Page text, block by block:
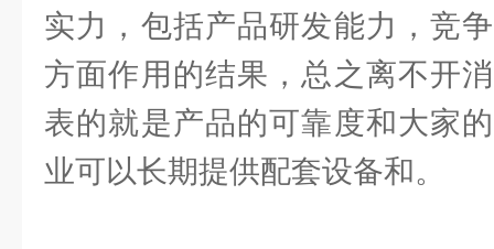
实力，包括产品研发能力，竞
方面作用的结果，总之离不开
表的就是产品的可靠度和大家
业可以长期提供配套设备和。